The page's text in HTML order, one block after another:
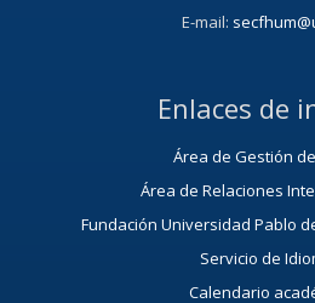
E-mail:
Enlaces de
Área de Gestión
Área de Relaciones
Fundación Universidad Pablo
Servicio de
Calendario